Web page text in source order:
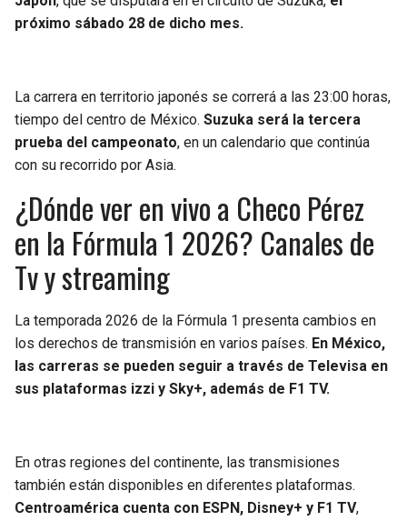
próximo sábado 28 de dicho mes.
La carrera en territorio japonés se correrá a las 23:00 horas,
tiempo del centro de México. Suzuka será la tercera
prueba del campeonato, en un calendario que continúa
con su recorrido por Asia.
¿Dónde ver en vivo a Checo Pérez
en la Fórmula 1 2026? Canales de
Tv y streaming
La temporada 2026 de la Fórmula 1 presenta cambios en
los derechos de transmisión en varios países. En México,
las carreras se pueden seguir a través de Televisa en
sus plataformas izzi y Sky+, además de F1 TV.
En otras regiones del continente, las transmisiones
también están disponibles en diferentes plataformas.
Centroamérica cuenta con ESPN, Disney+ y F1 TV,